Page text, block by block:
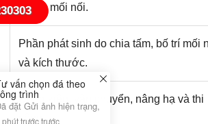
vòi và mối nối.
Phần phát sinh do chia tấm, bố trí mối
và kích thước.
Đóng kiện, vận chuyển, nâng hạ và thi
công.
Tư vấn chọn đá theo
công trình
đặt Gửi ảnh hiện trạng, kích thước hoặc bản vẽ
trước trước